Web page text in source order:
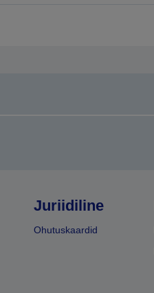
Juriidiline
Ohutuskaardid